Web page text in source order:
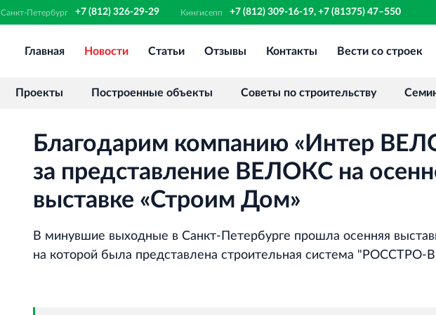
Санкт‐Петербург +7 (812) 326-29-29 Кингисепп +7 (812) 309-16-19, +7 (81375) 47–550
Финансово‐промышленная группа
Аренда недвижимости в Санкт‐
Научно‐исследовательский институт
ЛЕННИИПРОЕКТ
Проектный институт по жилищно‐
гражданскому строительству
Испытательный комплекс ПКТИ
Главная Новости Статьи Отзывы Контакты Вести со строек
Проекты Построенные объекты Советы по строительству
Благодарим компанию «Интер
за представление ВЕЛОКС на
выставке «Строим Дом»
В минувшие выходные в Санкт-Петербурге прошла осенняя
на которой была представлена строительная система "РОССТРО-